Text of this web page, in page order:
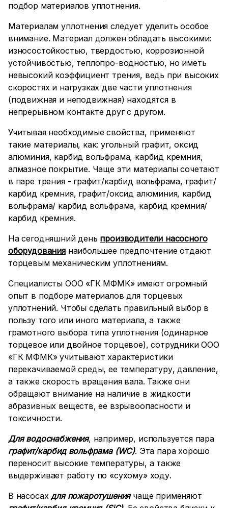
подбор материалов уплотнения.
Материалам уплотнения следует уделить особое
внимание. Материал должен обладать высокими:
износостойкостью, твердостью, коррозионной
устойчивостью, теплопро-водностью, но иметь
невысокий коэффициент трения, ведь при высоких
скоростях и нагрузках две части уплотнения
(подвижная и неподвижная) находятся в
непрерывном контакте друг с другом.
Учитывая необходимые свойства, применяют
такие материалы, как: угольный графит, оксид
алюминия, карбид вольфрама, карбид кремния,
алмазное покрытие. Чаще эти материалы сочетают
в паре трения - графит/карбид вольфрама, графит/
карбид кремния, графит/оксид алюминия, карбид
вольфрама/ карбид вольфрама, карбид кремния/
карбид кремния.
На сегодняшний день производители насосного
оборудованиянаибольшее предпочтение отдают
торцевым механическим уплотнениям.
Специалисты ООО «ГК МФМК» имеют огромный
опыт в подборе материалов для торцевых
уплотнений. Чтобы сделать правильный выбор в
пользу того или иного материала, а также
грамотного выбора типа уплотнения (одинарное
торцевое или двойное торцевое), сотрудники ООО
«ГК МФМК» учитывают характеристики
перекачиваемой среды, ее температуру, давление,
а также скорость вращения вала. Также они
обращают внимание на наличие в жидкости
абразивных веществ, ее взрывоопасности и
токсичности.
Для водоснабжения, например, используется пара
графит/карбид вольфрама (WC). Эта пара хорошо
переносит высокие температуры, а также
выдерживает работу по «сухому» ходу.
В насосахдля пожаротушениячаще применяют